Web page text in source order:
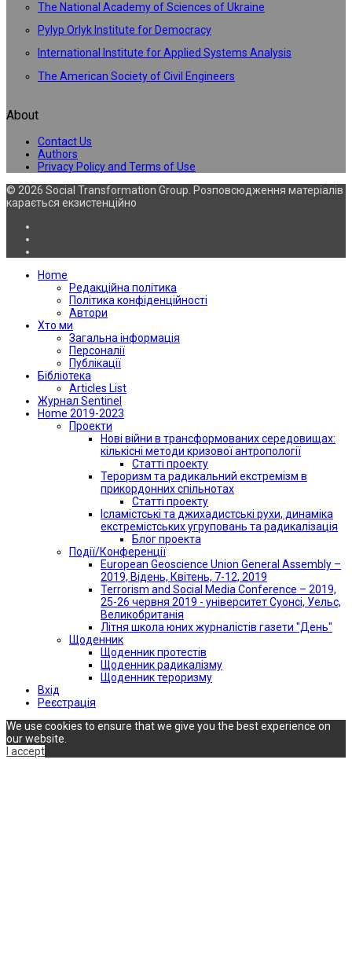
The National Academy of Sciences of Ukraine
Pylyp Orlyk Institute for Democracy
International Institute for Applied Systems Analysis
The American Society of Civil Engineers
About
Contact Us
Authors
Privacy Policy and Terms of Use
© 2026 Social Transformation Group. Розповсюдження матеріалів
карається екзистенційно
Home
Редакційна політика
Політика конфіденційності
Автори
Хто ми
Загальна інформація
Персоналії
Публікації
Бібліотека
Articles List
Журнал Sentinel
Home 2019-2023
Проекти
Нові війни в трансформованих середовищах:
кількісні методи кризової антропології
Статті проекту
Тероризм та радикальний екстремізм в
прикордонних спільнотах
Статті проекту
Ісламістські та джихадистські рухи, динаміка
екстремістських угруповань та радикалізація
Блог проекта
Події/Конференції
European Geoscience Union General Assembly –
2019, Відень, Квітень, 7-12, 2019
Terrorism and Social Media Conference – 2019,
25-26 червня 2019 - університет Суонсі, Уельс,
Великобританія
Літня школа юних журналістів газети "День"
Щоденник
Щоденник протестів
Щоденник радикалізму
Щоденник тероризму
Вхід
Реєстрація
We use cookies to ensure that we give you the best experience on
our website.
I accept